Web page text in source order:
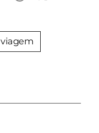
viagem